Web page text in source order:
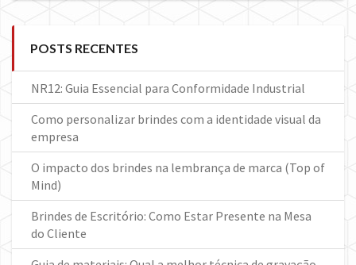
POSTS RECENTES
NR12: Guia Essencial para Conformidade Industrial
Como personalizar brindes com a identidade visual da
empresa
O impacto dos brindes na lembrança de marca (Top of
Mind)
Brindes de Escritório: Como Estar Presente na Mesa
do Cliente